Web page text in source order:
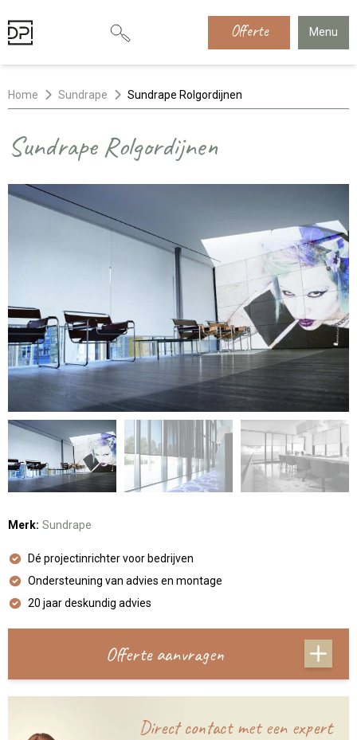
Offerte Menu
Home Sundrape Sundrape Rolgordijnen
Sundrape Rolgordijnen
Merk: Sundrape
Dé projectinrichter voor bedrijven
Ondersteuning van advies en montage
20 jaar deskundig advies
Offerte aanvragen
Direct contact met een expert